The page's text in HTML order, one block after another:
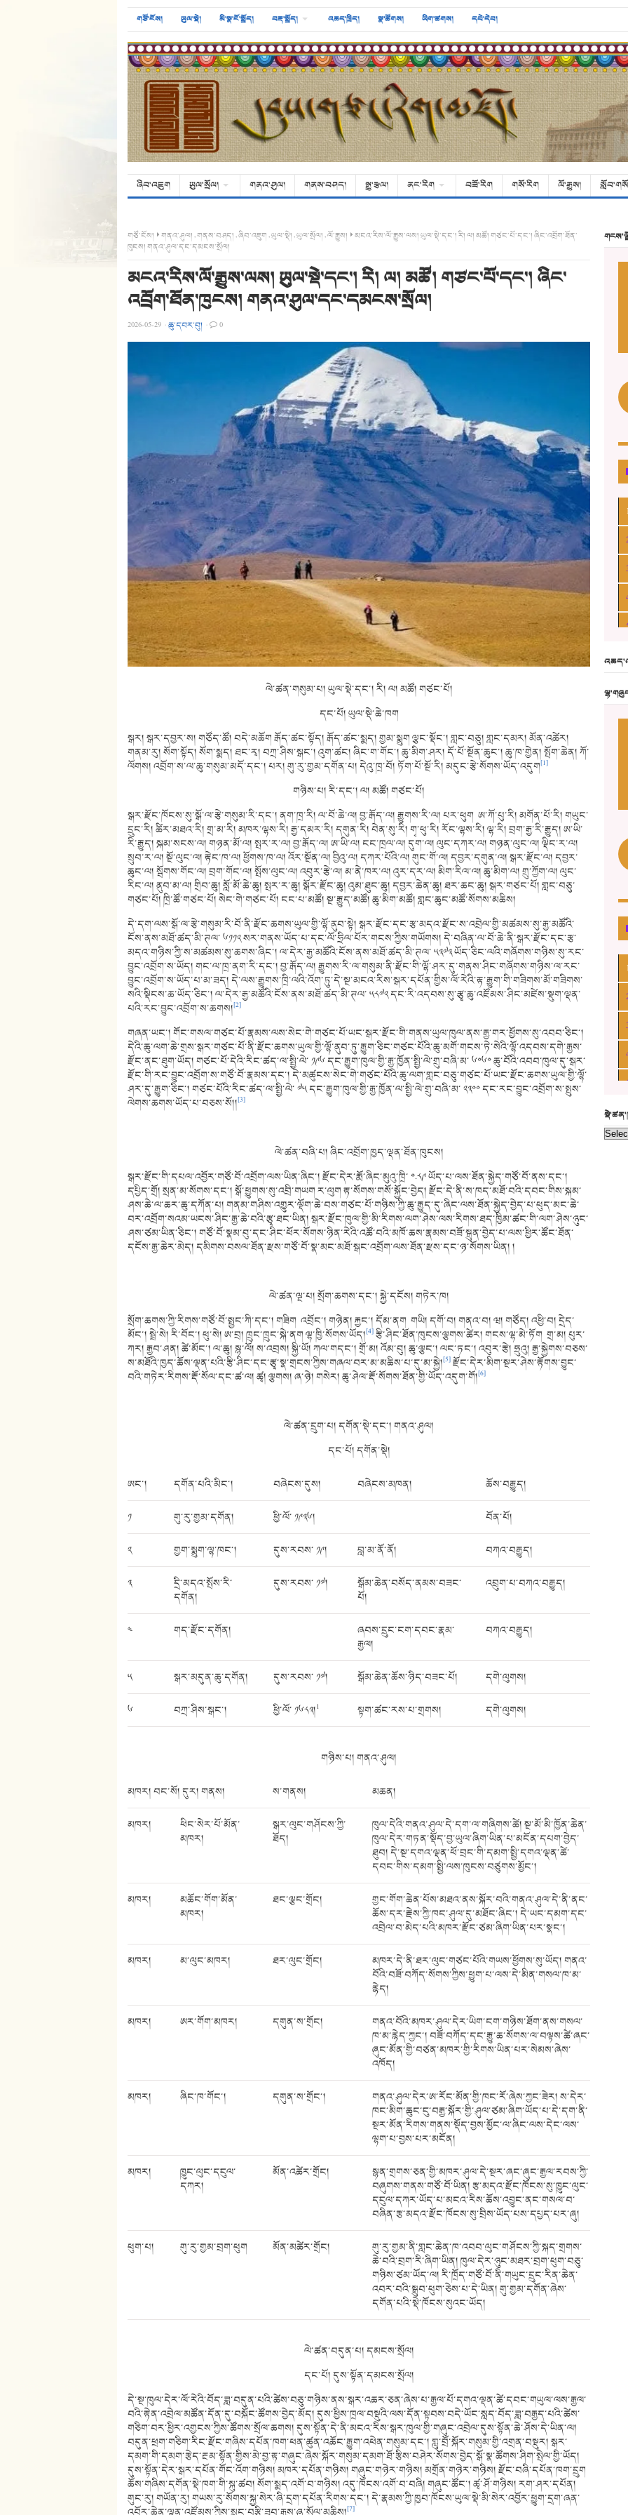
གཙོ་ངོས། ཡུལ་སྡེ། མི་སྣ་ངོ་སྤྲོད། བརྡ་སྤྲོད། འཆད་ཁྲིད། སྣ་ཚོགས། ཡིག་ཚགས། དཔེ་དེབ།
ཞིབ་འཇུག ཡུལ་སྲོལ། གནའ་ཤུལ། གནས་བཤད། སྒྱུ་རྩལ། ནང་རིག བཟོ་རིག གསོ་རིག ལོ་རྒྱུས།
གཙོ་ངོས། གནའ་ཤུལ།,གནས་བཤད།,ཞིབ་འཇུག,ཡུལ་སྡེ།,ཡུལ་སྲོལ།,ལོ་རྒྱུས།
མངའ་རིས་ལོ་རྒྱུས་ལས། ཡུལ་སྡེ་དང་། རི། ལ། མཚོ། གཙང་པོ་དང་། ཞིང་འབྲོག་ཐོན་
ཁུངས། གནའ་ཤུལ་དང་དམངས་སྲོལ།
མངའ་རིས་ལོ་རྒྱུས་ལས། ཡུལ་སྡེ་དང་། རི། ལ། མཚོ། གཙང་པོ་དང་། ཞིང་
འབྲོག་ཐོན་ཁུངས། གནའ་ཤུལ་དང་དམངས་སྲོལ།
2026-05-29 ·ཆུ་དབར་བུ། · 0
ལེ་ཚན་གསུམ་པ། ཡུལ་སྡེ་དང་། རི། ལ། མཚོ། གཙང་པོ།
དང་པོ། ཡུལ་སྡེ་ཆེ་ཁག
སྒར། སྒར་དབྱར་ས། གཙོད་ཚོ། བདེ་མཆོག རྒོད་ཚང་སྟོད། རྒོད་ཚང་སྨད། གྱམ་སྨུག ལྕང་སྡོང་། གླང་བཅུ། གླང་དམར། མོན་འཚེར།
གནམ་རུ། སོག་སྟོད། སོག་སྨད། ཐང་རྭ། བཀྲ་ཤིས་སྒང་། འུག་ཚང། ཞིང་ག་གོང་། ཆུ་མིག་ཤར། དོ་པོ་སྔོན་ཆུང་། ཆུ་ཁ་གྱེན། སྤོག་ཆེན། ཀོ་
ལོགས། འབྲོག་ས་ལ་ཆུ་གསུམ་མདོ་དང་། པར། གུ་རུ་གྱམ་དགོན་པ། དེའུ་ཁྲ་བོ། ཏོག་པོ་སྔོ་རི། མདུང་རྩེ་སོགས་ཡོད་འདུག[1]
གཉིས་པ། རི་དང་། ལ། མཚོ། གཙང་པོ།
སྒར་རྫོང་ཁོངས་སུ་སྒོ་ལ་རྩེ་གསུམ་རི་དང་། ནག་ཁྲ་རི། ལ་བོ་ཆེ་ལ། བྱ་རྒོད་ལ། རྒྱུགས་རི་ལ། པར་ཕུག ཨ་ཀོ་པུ་རི། མགོན་པོ་རི། གཡུང་
དྲུང་རི། ཚིར་མཐའ་རི། གྲ་མ་རི། མཁར་ལྷས་རི། རྒྱ་དམར་རི། དགུན་རི། བེན་སུ་རི། གྭ་ཕུ་རི། རོང་ལྷས་རི། ལྷ་རི། བྲག་རྒྱ་རི་རྒྱུད། ཨ་ཡི་
རི་རྒྱུད། སྐམ་སངས་ལ། གཉན་མོ་ལ། སྤར་ར་ལ། བྱ་རྒོད་ལ། ཨ་ཡི་ལ། ངང་ཁྲལ་ལ། དུག་ལ། ལུང་དཀར་ལ། གཉན་ལུང་ལ། ལྡིང་ར་ལ།
སྲུབ་ར་ལ། སྔོ་ལུང་ལ། རྟེང་ཁ་ལ། ཕྱོགས་ཁ་ལ། འོར་སྔོན་ལ། བྱིའུ་ལ། དཀར་པོའི་ལ། གུང་གོ་ལ། དབྱར་དགུན་ལ། སྒར་རྫོང་ལ། དབྱར་
ཆུང་ལ། སྦོགས་གོང་ལ། བྲག་གོང་ལ། སྤོས་ལུང་ལ། འབུར་རྩེ་ལ། མ་ནེ་ཁར་ལ། འུར་དར་ལ། མིག་རིལ་ལ། ཆུ་མིག་ལ། གྲུ་ཀྱོག་ལ། ལུང་
རིང་ལ། ནུབ་མ་ལ། གྲིབ་ཆུ། སློ་མོ་ཆེ་ཆུ། སྤར་ར་ཆུ། སྒོར་རྫོང་ཆུ། འུམ་ཐུང་ཆུ། དབྱར་ཆེན་ཆུ། ཐར་ཆང་ཆུ། སྒར་གཙང་པོ། གླང་བཅུ་
གཙང་པོ། ཁྲི་ཚོ་གཙང་པོ། སེང་གེ་གཙང་པོ། ངང་པ་མཚོ། སྔ་རྒྱུད་མཚོ། ཆུ་མིག་མཚོ། གླང་ཆུང་མཚོ་སོགས་མཆིས།
དེ་དག་ལས་སྒོ་ལ་རྩེ་གསུམ་རི་བོ་ནི་རྫོང་ཆགས་ཡུལ་གྱི་ལྷོ་ནུབ་སྟེ། སྒར་རྫོང་དང་རྩ་མདའ་རྫོང་ས་འབྲེལ་གྱི་མཚམས་སུ་རྒྱ་མཚོའི་
ངོས་ནས་མཐོ་ཚད་མི་ཊལ་ ༦༡༡༢ སར་གནས་ཡོད་པ་དང་ལོ་ཧྲིལ་པོར་གངས་ཀྱིས་གཡོགས། དེ་བཞིན་ལ་བོ་ཆེ་ནི་སྒར་རྫོང་དང་རྩ་
མདའ་གཉིས་ཀྱི་ས་མཚམས་སུ་ཆགས་ཞིང་། ལ་དེར་རྒྱ་མཚོའི་ངོས་ནས་མཐོ་ཚད་མི་ཊལ་ ༥༣༧༣ ཡོད་ཅིང་ལའི་གཞོགས་གཉིས་སུ་རང་
བྱུང་འབྲོག་ས་ཡོད། གང་ལ་ཁྲ་ནག་རི་དང་། བྱ་རྒོད་ལ། རྒྱུགས་རི་ལ་གསུམ་ནི་རྫོང་གི་ལྷོ་ཤར་དུ་གནས་ཤིང་གཞོགས་གཉིས་ལ་རང་
བྱུང་འབྲོག་ས་ཡོད་པ་མ་ཟད། དེ་ལས་རྒྱུགས་ཁྲི་ལའི་འོག་ཏུ་དེ་སྔ་མངའ་རིས་སྒར་དཔོན་གྱིས་ལོ་རེའི་རྟ་རྒྱུག་གི་གཟིགས་མོ་གཟིགས་
སའི་སྡིངས་ཆ་ཡོད་ཅིང་། ལ་དེར་རྒྱ་མཚོའི་ངོས་ནས་མཐོ་ཚད་མི་ཊལ་ ༥༨༧༢ དང་རི་འདབས་སུ་རྩྭ་ཆུ་འཛོམས་ཤིང་མཛེས་སྡུག་ལྡན་
པའི་རང་བྱུང་འབྲོག་ས་ཆགས།[2]
གཞན་ཡང་། གོང་གསལ་གཙང་པོ་རྣམས་ལས་སེང་གེ་གཙང་པོ་ཡང་སྒར་རྫོང་གི་གནས་ཡུལ་ཁུལ་ནས་རྒྱ་གར་ཕྱོགས་སུ་འབབ་ཅིང་།
དེའི་ཆུ་ལག་ཆེ་གྲས་སྒར་གཙང་པོ་ནི་རྫོང་ཆགས་ཡུལ་གྱི་ལྷོ་ནུབ་ཏུ་རྒྱུག་ཅིང་གཙང་པོའི་ཆུ་མགོ་གངས་ཏེ་སེའི་ལྷོ་འདབས་དགེ་རྒྱས་
རྫོང་ནང་ཐུག་ཡོད། གཙང་པོ་དེའི་རིང་ཚད་ལ་སྤྱི་ལེ་ ༡༩༦ དང་རྒྱུག་ཁུལ་གྱི་རྒྱ་ཁྱོན་སྤྱི་ལེ་གྲུ་བཞི་མ་ ༦༠༦༠ ཆུ་བོའི་འབབ་ཁུལ་དུ་སྒར་
རྫོང་གི་རང་བྱུང་འབྲོག་ས་གཙོ་བོ་རྣམས་དང་། དེ་མཚུངས་སེང་གེ་གཙང་པོའི་ཆུ་ལག་གླང་བཅུ་གཙང་པོ་ཡང་རྫོང་ཆགས་ཡུལ་གྱི་ལྷོ་
ཤར་དུ་རྒྱུག་ཅིང་། གཙང་པོའི་རིང་ཚད་ལ་སྤྱི་ལེ་ ༧༥ དང་རྒྱུག་ཁུལ་གྱི་རྒྱ་ཁྱོན་ལ་སྤྱི་ལེ་གྲུ་བཞི་མ་ ༢༣༠༠ དང་རང་བྱུང་འབྲོག་ས་སྤུས་
ལེགས་ཆགས་ཡོད་པ་བཅས་སོ།།[3]
ལེ་ཚན་བཞི་པ། ཞིང་འབྲོག་ཁྱད་ལྡན་ཐོན་ཁུངས།
སྒར་རྫོང་གི་དཔལ་འབྱོར་གཙོ་བོ་འབྲོག་ལས་ཡིན་ཞིང་། རྫོང་དེར་རྨོ་ཞིང་མུའུ་ཁྲི་ ༠.༨༩ ཡོད་པ་ལས་ཐོན་སྐྱེད་གཙོ་བོ་ནས་དང་།
དཔྱིད་གྲོ། སྲན་མ་སོགས་དང་། སྒོ་ཕྱུགས་སུ་འབྲི་གཡག ར་ལུག རྟ་སོགས་གསོ་སྐྱོང་བྱེད། རྫོང་དེ་ནི་ས་ཁད་མཐོ་བའི་དབང་གིས་སྐམ་
ཤས་ཆེ་ལ་ཆར་ཆུ་དཀོན་པ། གནམ་གཤིས་འགྱུར་ལྡོག་ཆེ་བས་གཙང་པོ་གཉིས་ཀྱི་ཆུ་རྒྱུད་དུ་ཞིང་ལས་ཐོན་སྐྱེད་བྱེད་པ་ཕུད་མང་ཆེ་
བར་འབྲོག་སའམ་ཡངས་ཤིང་རྒྱ་ཆེ་བའི་རྩྭ་ཐང་ཡིན། སྒར་རྫོང་ཁུལ་གྱི་མི་རིགས་ལག་ཤེས་ལས་རིགས་ཐད་ཁྱིམ་ཚང་གི་ལག་ཤེས་ཉུང་
ཤས་ཙམ་ཡིན་ཅིང་། གཙོ་བོ་སྣམ་བུ་དང་ཤིང་ཕོར་སོགས་ཉིན་རེའི་འཚོ་བའི་མཁོ་ཆས་རྣམས་བཟོ་སྐྲུན་བྱེད་པ་ལས་ཕྱིར་ཚོང་ཐོན་
དངོས་རྒྱ་ཆེར་མེད། དམིགས་བསལ་ཐོན་རྫས་གཙོ་བོ་སྣ་མང་མཐོ་སྒང་འབྲོག་ལས་ཐོན་རྫས་དང་ཉ་སོགས་ཡིན། །
ལེ་ཚན་ལྔ་པ། སྲོག་ཆགས་དང་། སྐྱེ་དངོས། གཏེར་ཁ།
སྲོག་ཆགས་ཀྱི་རིགས་གཙོ་བོ་སྤྱང་ཀི་དང་། གཟིག འབྲོང་། གཉེན། རྐྱང་། དོམ་ནག གཡི། དགོ་བ། གནའ་བ། ཝ། གཙོད། འཕྱི་བ། དྲེད་
མོང་། སྦྲེ་སེ། རི་བོང་། ཕུ་སེ། ཨ་བྲ། ཁྲུང་ཁྲུང་སྐེ་ནག ལྷ་ཁྱི་སོགས་ཡོད།[4]རྩི་ཤིང་ཐོན་ཁུངས་ལྕགས་ཚེར། གངས་ལྷ་མེ་ཏོག གྲ་མ། པུར་
ཀར། རྒྱབ་ཤན། ཚེ་མོང་། ལ་ཆུ། སྙ་ལོ། ས་འབྲས། སྐྱི་ཡོ། ཀལ་གདང་། གྲོ་མ། འོམ་བུ། ཆུ་ལྕང་། ལང་ཏང་། འབུར་རྩེ། ཧྲུའུ། རྒྱ་སྐྱེགས་བཅས་
ས་མཐོའི་ཁྱད་ཆོས་ལྡན་པའི་རྩི་ཤིང་དང་རྩྭ་སྣ་གྲངས་ཀྱིས་གཞལ་བར་མ་མཆིས་པ་དུ་མ་སྐྱེ།[5]རྫོང་དེར་མིག་སྔར་ཤེས་རྟོགས་བྱུང་
བའི་གཏེར་རིགས་རྡོ་སོལ་དང་ཚ་ལ། ཚྭ། ལྕགས། ཞ་ཉེ། གསེར། ཆུ་ཤེལ་རྡོ་སོགས་ཐོན་གྱི་ཡོད་འདུག་གོ།[6]
ལེ་ཚན་དྲུག་པ། དགོན་སྡེ་དང་། གནའ་ཤུལ།
དང་པོ། དགོན་སྡེ།
ཨང་། དགོན་པའི་མིང་། བཞེངས་དུས། བཞེངས་མཁན། ཆོས་བརྒྱུད།
༡ གུ་རུ་གྱམ་དགོན། ཕྱི་ལོ་ ༡༩༣༦། བོན་པོ།
༢ གྱག་སྨུག་ལྷ་ཁང་། དུས་རབས་ ༡༩། བླ་མ་ནོ་ནོ། བཀའ་བརྒྱུད།
༣
དྲི་མདའ་སྤོས་རི་
དགོན།
དུས་རབས་ ༡༧།
སྒོམ་ཆེན་བསོད་ནམས་བཟང་
པོ།
འབྲུག་པ་བཀའ་བརྒྱུད།
༤ གད་རྫོང་དགོན།
ཞབས་དྲུང་ངག་དབང་རྣམ་
རྒྱལ།
བཀའ་བརྒྱུད།
༥ སྒར་མདུན་ཆུ་དགོན། དུས་རབས་ ༡༧། སྒོམ་ཆེན་ཆོས་ཉིད་བཟང་པོ། དགེ་ལུགས།
༦ བཀྲ་ཤིས་སྒང་། ཕྱི་ལོ་ ༡༦༨༣།1 སྟག་ཚང་རས་པ་གྲགས། དགེ་ལུགས།
གཉིས་པ། གནའ་ཤུལ།
མཁར། བང་སོ། དུར། གནས། ས་གནས། མཆན།
མཁར།
ཕིང་སེར་པོ་མོན་
མཁར།
སྒར་ལུང་གཤོངས་ཀྱི་
ཐོད།
ཁུལ་དེའི་གནའ་ཤུལ་དེ་དག་ལ་གཞིགས་ཚེ། སྔ་མོ་མི་ཁྱོན་ཆེན་
ཁུལ་དེར་གཏན་སྡོད་བྱ་ཡུལ་ཞིག་ཡིན་པ་མངོན་དཔག་བྱེད་
ཐུབ། དེ་སྔ་དགའ་ལྡན་ཕོ་བྲང་གི་དམག་སྤྱི་དགའ་ལྡན་ཚེ་
དབང་གིས་དམག་སྤྱི་ལས་ཁུངས་བཙུགས་མྱོང་།
མཁར།
མཆོང་གོག་མོན་
མཁར།
ཐང་ལྕང་གྲོང།
གྱང་གོག་ཆེན་པོས་མཐའ་ནས་སྐོར་བའི་གནའ་ཤུལ་དེ་ནི་ནང་
ཆོས་དར་རྗེས་ཀྱི་ཁང་ཤུལ་དུ་མཐོང་ཞིང་། དེ་ཡང་དམག་དང་
འབྲེལ་བ་མེད་པའི་མཁར་རྫོང་ཙམ་ཞིག་ཡིན་པར་སྣང་།
མཁར། མ་ལུང་མཁར། ཐར་ལུང་གྲོང།
མཁར་དེ་ནི་ཐར་ལུང་གཙང་པོའི་གཡས་ཕྱོགས་སུ་ཡོད། གནའ་
བོའི་བཟོ་བཀོད་སོགས་ཀྱིས་ཕྱུག་པ་ལས་དེ་མིན་གསལ་ཁ་མ་
རྙེད།
མཁར། ཨར་གོག་མཁར། དགུན་ས་གྲོང།
གནའ་བོའི་མཁར་ཤུལ་དེར་ཡིག་ངག་གཉིས་ཐོག་ནས་གསལ་
ཁ་མ་རྙེད་ཀྱང་། བཟོ་བཀོད་དང་རྒྱུ་ཆ་སོགས་ལ་བལྟས་ཚེ་ཞང་
ཞུང་མོན་གྱི་བཙན་མཁར་གྱི་རིགས་ཡིན་པར་སེམས་ཞེས་
འཁོད།
མཁར། ཞིང་ཁ་གོང་། དགུན་ས་གྲོང་།
གནའ་ཤུལ་དེར་ཨ་རོང་མོན་གྱི་ཁང་རོ་ཞེས་ཀྱང་ཟེར། ས་དེར་
ཁང་མིག་ཆུང་ངུ་བརྒྱ་སྐོར་གྱི་ཤུལ་ཙམ་ཞིག་ཡོད་པ་དེ་དག་ནི་
སྔར་མོན་རིགས་གནས་སྡོད་བྱས་མྱོང་ལ་ཞིང་ལས་དེང་ལས་
ལྷག་པ་བྱས་པར་མངོན།
མཁར།
ཁྱུང་ལུང་དངུལ་
དཀར།
མོན་འཚེར་གྲོང།
སྙན་གྲགས་ཅན་གྱི་མཁར་ཤུལ་དེ་སྔར་ཞང་ཞུང་རྒྱལ་རབས་ཀྱི་
བཞུགས་གནས་གཙོ་བོ་ཡིན། རྩ་མདའ་རྫོང་ཁོངས་སུ་ཁྱུང་ལུང་
དངུལ་དཀར་ཡོད་པ་མངའ་རིས་ཆོས་འབྱུང་ནང་གསལ་བ་
བཞིན་རྩ་མདའ་རྫོང་ཁོངས་སུ་བྲིས་ཡོད་པས་དཔྱད་པར་ཞུ།
ཕུག་པ། གུ་རུ་གྱམ་བྲག་ཕུག མོན་མཚེར་གྲོང།
གུ་རུ་གྱམ་ནི་གླང་ཆེན་ཁ་འབབ་ལུང་གཤོངས་ཀྱི་སྐད་གྲགས་
ཆེ་བའི་བྲག་རི་ཞིག་ཡིན། ཁུལ་དེར་ཉུང་མཐར་བྲག་ཕུག་བཅུ་
གཉིས་ཙམ་ཡོད་ལ། རི་ཁྲོད་གཙོ་བོ་ནི་གཡུང་དྲུང་རིན་ཆེན་
འབར་བའི་སྒྲུབ་ཕུག་ཅེས་པ་དེ་ཡིན། གུ་གྱམ་དགོན་ཞེས་
དགོན་པའི་སྡེ་ཁོངས་སུའང་ཡོད།
ལེ་ཚན་བདུན་པ། དམངས་སྲོལ།
དང་པོ། དུས་སྟོན་དམངས་སྲོལ།
དེ་སྔ་ཁུལ་དེར་ལོ་རེའི་བོད་ཟླ་བདུན་པའི་ཚེས་བཅུ་གཉིས་ནས་སྒར་འཆར་ཅན་ཞེས་པ་རྒྱལ་པོ་དགའ་ལྡན་ཚེ་དབང་གཡུལ་ལས་རྒྱལ་
བའི་རྟེན་འབྲེལ་མཚོན་དོན་དུ་བསྐོང་ཚོགས་བྱེད་མོད། དུས་ཕྱིས་ཁྲལ་བསྡུའི་ལས་དོན་སྟབས་བདེ་ཡོང་སླད་བོད་ཟླ་བརྒྱད་པའི་ཚེས་
གཅིག་བར་ཕྱིར་འགྱངས་ཀྱིས་ཚོགས་སྲོལ་ཆགས། དུས་སྟོན་དེ་ནི་མངའ་རིས་སྒར་ཁུལ་གྱི་གཞུང་འབྲེལ་དུས་སྟོན་ཆེ་ཤོས་དེ་ཡིན་ལ།
བདུན་ཕྲག་གཅིག་རིང་རྫོང་གཞིས་དཔོན་ཁག་ཕན་ཚུན་འཆོང་རྒྱུག་འཕེན་གསུམ་དང་། གླུ་བྲོ་སྐོར་གསུམ་གྱི་འགྲན་བསྡུར། སྒར་
དམག་གི་དམག་རྩེད་རྔམ་སྟོན་གྱིས་མེ་བྱ་རྟ་གཞུང་ཞེས་སྐོར་གསུམ་དམག་ཐོ་རྩིས་བཤེར་སོགས་བྱེད་སྒོ་སྣ་ཚོགས་ཤིག་སྤེལ་གྱི་ཡོད།
དུས་སྟོན་དེར་སྒར་དཔོན་གོང་འོག་གཉིས། མཁར་དཔོན་གཉིས། གཞུང་གཉེར་གཉིས། མགྲོན་གཉེར་གཉིས། རྫོང་བཞི་དཔོན་ཁག་དྲུག
ཆོས་གཞིས་དགོན་སྡེ་ཁག་གི་སྐུ་ཚབ། སོག་སྨད་འགོ་བ་གཉིས། འདུ་ཁོངས་འགོ་བ་བཞི། གཞུང་ཚོང་། ཚྭ་ཤོ་གཉིས། རག་ཤར་དཔོན།
གུང་རུ། གཡོན་རུ། གཡས་རུ་སོགས་སྐྱ་སེར་ཞི་དྲག་དཔོན་རིགས་དང་། དེ་རྣམས་ཀྱི་ཁྱབ་ཁོངས་ཡུལ་སྡེ་མི་སེར་འབྱོར་ཕྱུག་དྲག་ཞན་
[7]